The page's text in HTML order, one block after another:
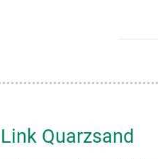
Link Quarzsand